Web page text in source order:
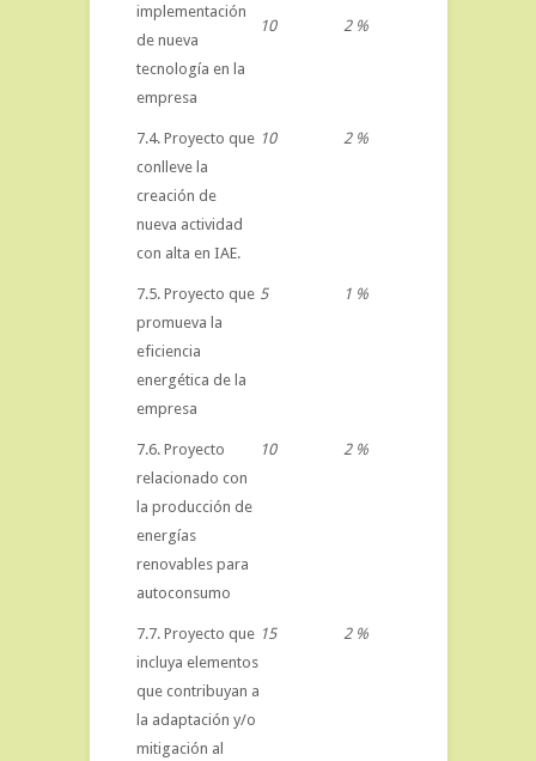
implementación
de nueva
tecnología en la
empresa
10 2 %
7.4. Proyecto que
conlleve la
creación de
nueva actividad
con alta en IAE.
10 2 %
7.5. Proyecto que
promueva la
eficiencia
energética de la
empresa
5 1 %
7.6. Proyecto
relacionado con
la producción de
energías
renovables para
autoconsumo
10 2 %
7.7. Proyecto que
incluya elementos
que contribuyan a
la adaptación y/o
mitigación al
15 2 %